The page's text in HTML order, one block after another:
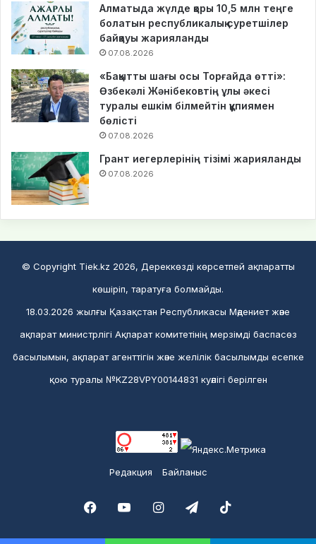
Алматыда жүлде қоры 10,5 млн теңге
болатын республикалық суретшілер
байқауы жарияланды
07.08.2026
«Бақытты шағы осы Торғайда өтті»:
Өзбекәлі Жәнібековтің ұлы әкесі
туралы ешкім білмейтін құпиямен
бөлісті
07.08.2026
Грант иегерлерінің тізімі жарияланды
07.08.2026
© Copyright Tiek.kz 2026, Дереккөзді көрсетпей ақпаратты
көшіріп, таратуға болмайды.
18.03.2026 жылғы Қазақстан Республикасы Мәдениет және
ақпарат министрлігі Ақпарат комитетінің мерзімді баспасөз
басылымын, ақпарат агенттігін және желілік басылымды есепке
қою туралы №KZ28VPY00144831 куәлігі берілген
Редакция Байланыс
FacebookYouTubeInstagramTelegram